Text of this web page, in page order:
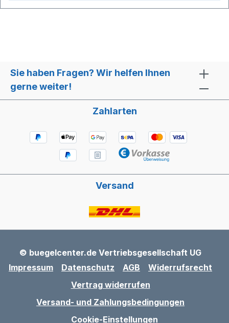
3/2 Wege Inox P-Rohr TM2 beste technische
Sie haben Fragen? Wir helfen Ihnen
gerne weiter!
Zahlarten
Versand
© buegelcenter.de Vertriebsgesellschaft UG
Impressum
Datenschutz AGB
Widerrufsrecht
Vertrag widerrufen
Versand- und Zahlungsbedingungen
Cookie-Einstellungen